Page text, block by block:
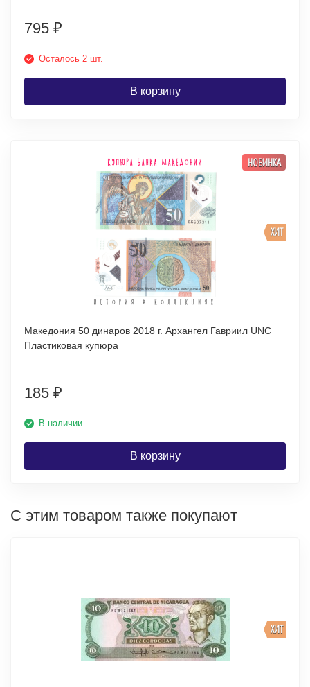
795 ₽
Осталось 2 шт.
В корзину
ХИТ
НОВИНКА
Македония 50 динаров 2018 г. Архангел Гавриил UNC
Пластиковая купюра
185 ₽
В наличии
В корзину
С этим товаром также покупают
ХИТ